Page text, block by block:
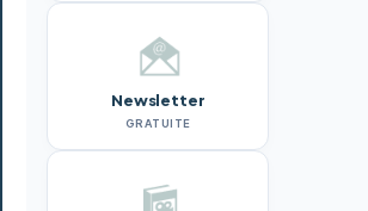
Newsletter
GRATUITE